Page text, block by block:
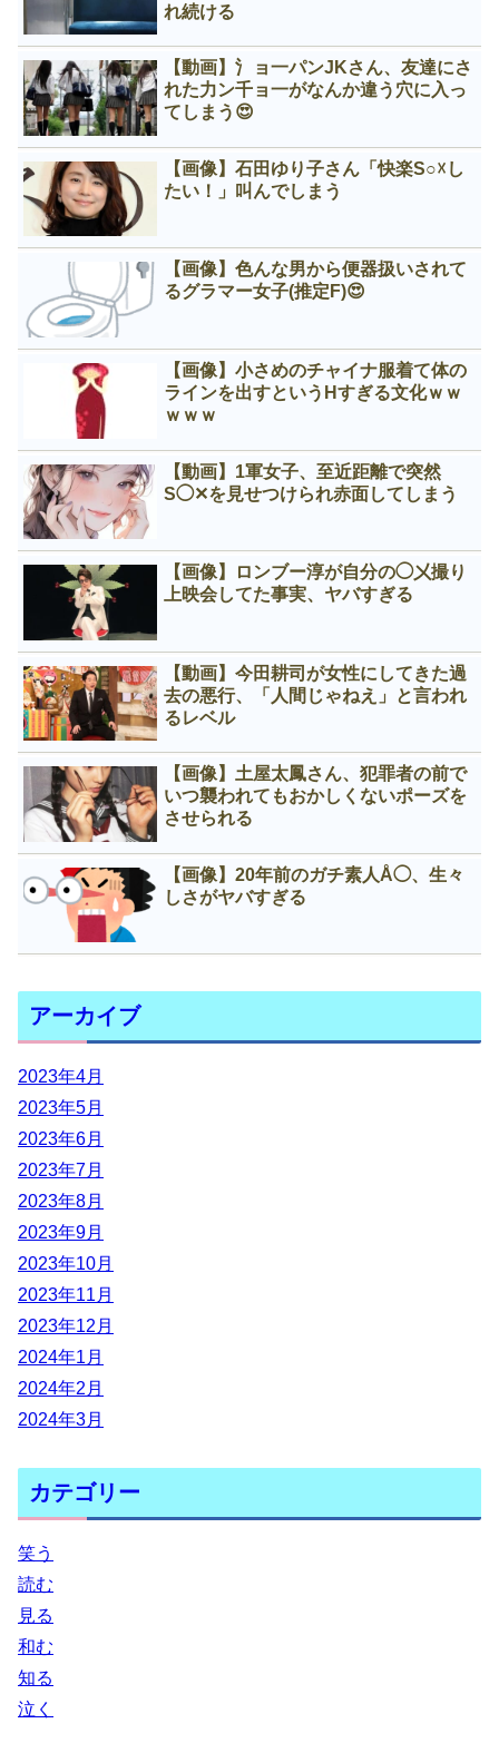
れ続ける
【動画】氵ョ一パンJKさん、友達にさ
れた力ン千ョ一がなんか違う穴に入っ
てしまう😍
【画像】石田ゆり子さん「快楽S○☓し
たい！」叫んでしまう
【画像】色んな男から便器扱いされて
るグラマー女子(推定F)😍
【画像】小さめのチャイナ服着て体の
ラインを出すというНすぎる文化ｗｗ
ｗｗｗ
【動画】1軍女子、至近距離で突然
S◯✕を見せつけられ赤面してしまう
【画像】ロンブー淳が自分の◯㐅撮り
上映会してた事実、ヤバすぎる
【動画】今田耕司が女性にしてきた過
去の悪行、「人間じゃねえ」と言われ
るレベル
【画像】土屋太鳳さん、犯罪者の前で
いつ襲われてもおかしくないポーズを
させられる
【画像】20年前のガチ素人Å◯、生々
しさがヤバすぎる
アーカイブ
2023年4月
2023年5月
2023年6月
2023年7月
2023年8月
2023年9月
2023年10月
2023年11月
2023年12月
2024年1月
2024年2月
2024年3月
カテゴリー
笑う
読む
見る
和む
知る
泣く